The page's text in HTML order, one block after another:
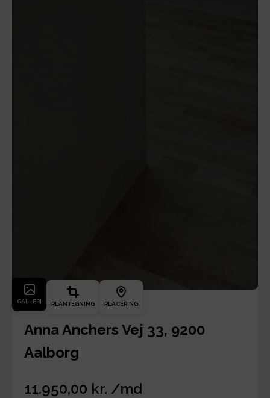
GALLERI PLANTEGNING PLACERING
Anna Anchers Vej 33, 9200
Aalborg
11.950,00 kr. /md